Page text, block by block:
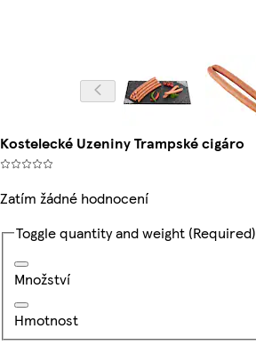
Kostelecké Uzeniny Trampské cigáro
Zatím žádné hodnocení
Toggle quantity and weight (Required)
Množství
Hmotnost